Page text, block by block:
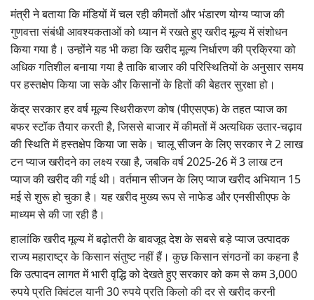
Agriculture Conclave and NACOF
Awards 2022
Agri Start-Ups
Language
English Hindi
मंत्री ने बताया कि मंडियों में चल रही कीमतों और भंडारण योग्य प्याज की
गुणवत्ता संबंधी आवश्यकताओं को ध्यान में रखते हुए खरीद मूल्य में संशोधन
किया गया है। उन्होंने यह भी कहा कि खरीद मूल्य निर्धारण की प्रक्रिया को
अधिक गतिशील बनाया गया है ताकि बाजार की परिस्थितियों के अनुसार समय
पर हस्तक्षेप किया जा सके और किसानों के हितों की बेहतर सुरक्षा हो।
केंद्र सरकार हर वर्ष मूल्य स्थिरीकरण कोष (पीएसएफ) के तहत प्याज का
बफर स्टॉक तैयार करती है, जिससे बाजार में कीमतों में अत्यधिक उतार-चढ़ाव
की स्थिति में हस्तक्षेप किया जा सके। चालू सीजन के लिए सरकार ने 2 लाख
टन प्याज खरीदने का लक्ष्य रखा है, जबकि वर्ष 2025-26 में 3 लाख टन
प्याज की खरीद की गई थी। वर्तमान सीजन के लिए प्याज खरीद अभियान 15
मई से शुरू हो चुका है। यह खरीद मुख्य रूप से नाफेड और एनसीसीएफ के
माध्यम से की जा रही है।
हालांकि खरीद मूल्य में बढ़ोतरी के बावजूद देश के सबसे बड़े प्याज उत्पादक
राज्य महाराष्ट्र के किसान संतुष्ट नहीं हैं। कुछ किसान संगठनों का कहना है
कि उत्पादन लागत में भारी वृद्धि को देखते हुए सरकार को कम से कम 3,000
रुपये प्रति क्विंटल यानी 30 रुपये प्रति किलो की दर से खरीद करनी